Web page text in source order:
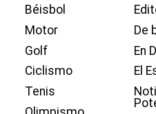
Béisbol
Motor
Golf
Ciclismo
Tenis
De
En
El